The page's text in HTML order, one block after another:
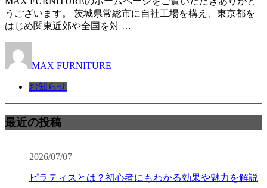
うございます。 茨城県常総市に自社工場を構え、東京都を
はじめ関東近郊や全国を対 …
MAX FURNITURE
お知らせ
最近の投稿
2026/07/07
ピラティスとは？初心者にもわかる効果や魅力を解説